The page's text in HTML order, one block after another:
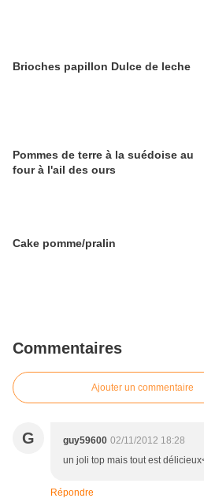
Brioches papillon Dulce de leche
Pommes de terre à la suédoise au
four à l'ail des ours
Cake pomme/pralin
Commentaires
Ajouter un commentaire
G guy59600 02/11/2012 18:28
un joli top mais tout est
Répondre